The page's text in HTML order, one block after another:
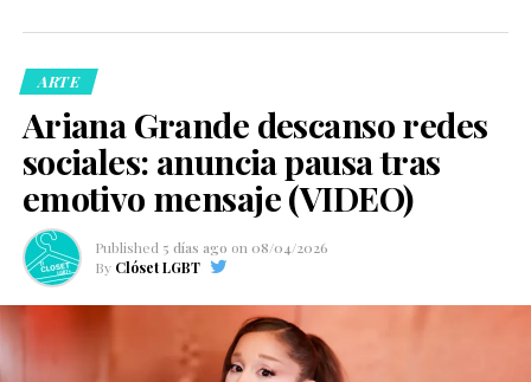
ARTE
Ariana Grande descanso redes
sociales: anuncia pausa tras
emotivo mensaje (VIDEO)
Published 5 días ago on 08/04/2026
By Clóset LGBT